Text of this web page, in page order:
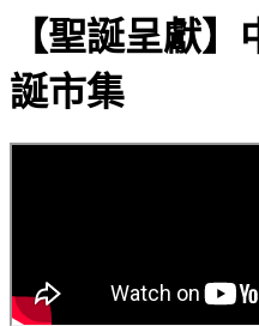
【聖誕呈獻
誕市集